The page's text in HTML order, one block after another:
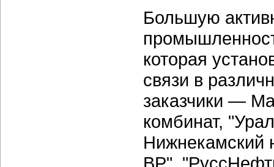
Большую
которая
связи в
заказчики —
комбинат,
Нижнекамский